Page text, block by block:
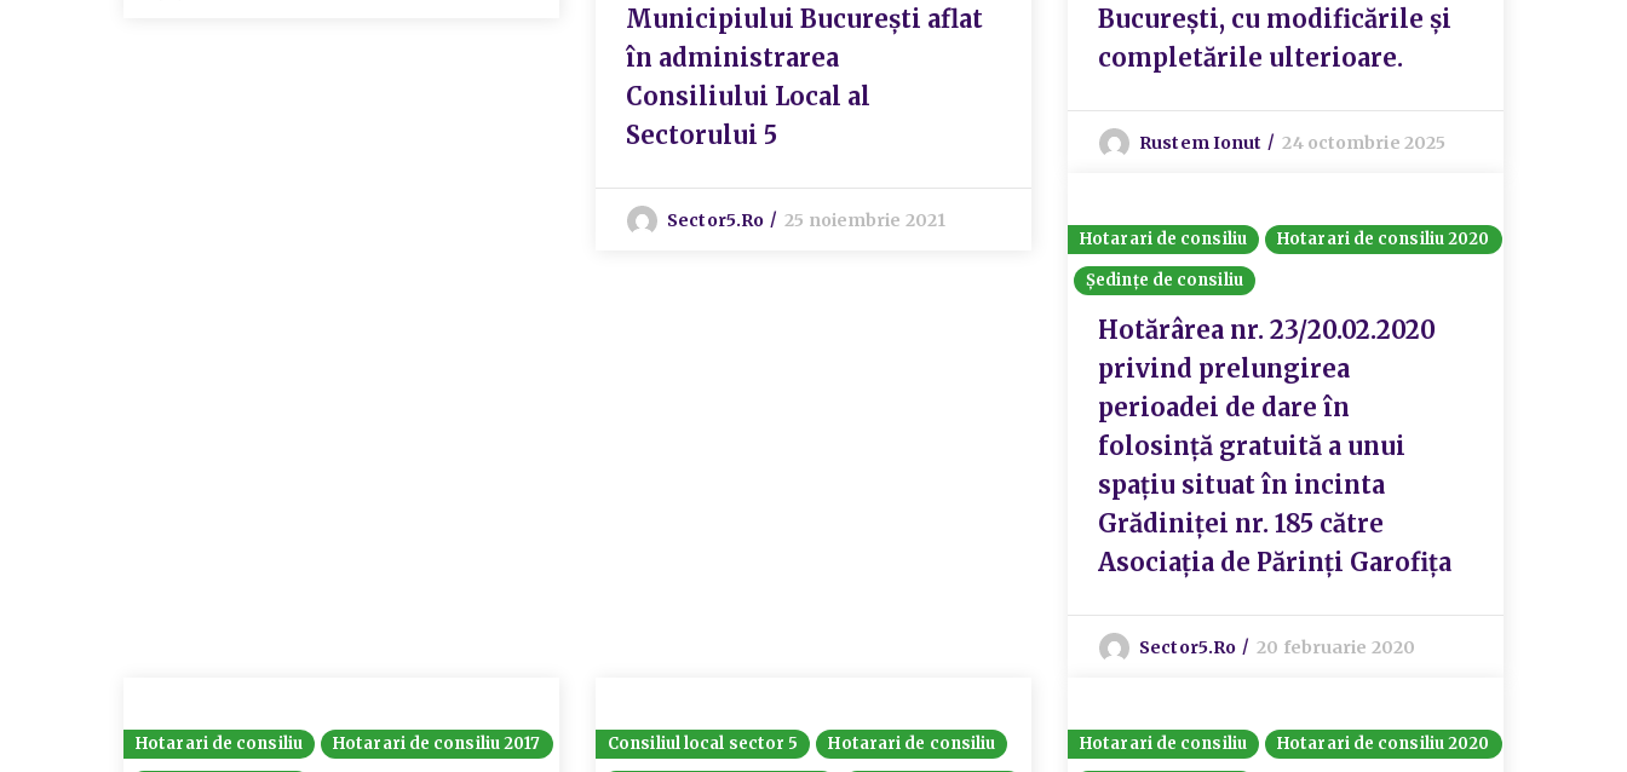
Municipiului București aflat
în administrarea
Consiliului Local al
Sectorului 5
Sector5.ro 25 noiembrie 2021
București, cu modificările și
completările ulterioare.
Rustem Ionut 24 octombrie 2025
Hotarari de consiliu
Hotarari de consiliu 2020
Ședințe de consiliu
Hotărârea nr. 23/20.02.2020
privind prelungirea
perioadei de dare în
folosință gratuită a unui
spațiu situat în incinta
Grădiniței nr. 185 către
Asociația de Părinți Garofița
Sector5.ro 20 februarie 2020
Hotarari de consiliu
Hotarari de consiliu 2017
Consiliul local sector 5
Hotarari de consiliu
Hotarari de consiliu
Hotarari de consiliu 2020